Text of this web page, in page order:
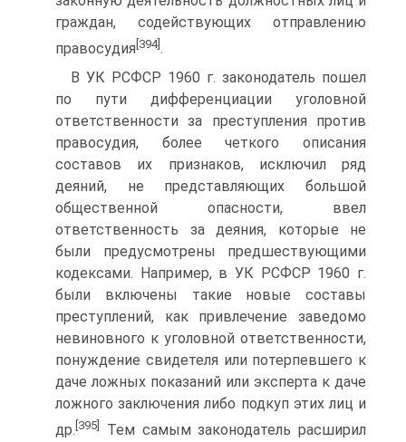
граждан, содействующих отправлению
правосудия [394].
В УК РСФСР 1960 г. законодатель пошел
по пути дифференциации уголовной
ответственности за преступления против
правосудия, более четкого описания
составов их признаков, исключил ряд
деяний, не представляющих большой
общественной опасности, ввел
ответственность за деяния, которые не
были предусмотрены предшествующими
кодексами. Например, в УК РСФСР 1960 г.
были включены такие новые составы
преступлений, как привлечение заведомо
невиновного к уголовной ответственности,
понуждение свидетеля или потерпевшего к
даче ложных показаний или эксперта к даче
ложного заключения либо подкуп этих лиц и
др. [395]
Тем самым законодатель расширил